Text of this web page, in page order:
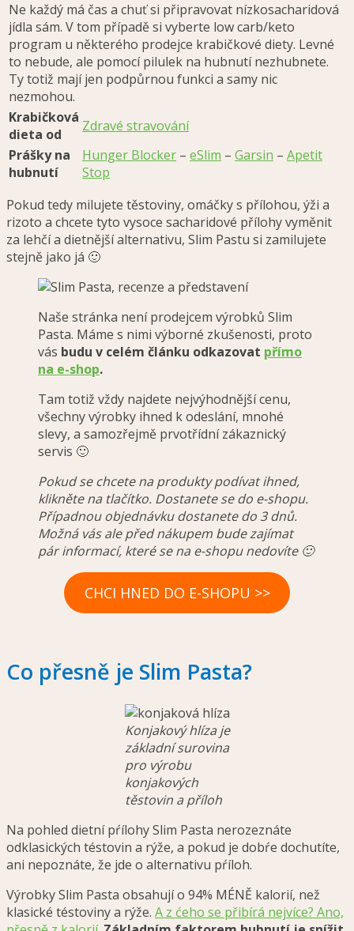
Ne každý má čas a chuť si připravovat nízkosacharidová
jídla sám. V tom případě si vyberte low carb/keto
program u některého prodejce krabičkové diety. Levné
to nebude, ale pomocí pilulek na hubnutí nezhubnete.
Ty totiž mají jen podpůrnou funkci a samy nic
nezmohou.
Krabičková
dieta od
Zdravé stravování
Prášky na
hubnutí
Hunger Blocker – eSlim – Garsin – Apetit
Stop
Pokud tedy milujete těstoviny, omáčky s přílohou, ýži a
rizoto a chcete tyto vysoce sacharidové přílohy vyměnit
za lehčí a dietnější alternativu, Slim Pastu si zamilujete
stejně jako já 🙂
Naše stránka není prodejcem výrobků Slim
Pasta. Máme s nimi výborné zkušenosti, proto
vás budu v celém článku odkazovat přímo
na e-shop.
Tam totiž vždy najdete nejvýhodnější cenu,
všechny výrobky ihned k odeslání, mnohé
slevy, a samozřejmě prvotřídní zákaznický
servis 🙂
Pokud se chcete na produkty podívat ihned,
klikněte na tlačítko. Dostanete se do e-shopu.
Případnou objednávku dostanete do 3 dnů.
Možná vás ale před nákupem bude zajímat
pár informací, které se na e-shopu nedovíte 🙂
CHCI HNED DO E-SHOPU >>
Co přesně je Slim Pasta?
Konjakový hlíza je
základní surovina
pro výrobu
konjakových
těstovin a příloh
Na pohled dietní pŕílohy Slim Pasta nerozeznáte
odklasických téstovin a rýže, a pokud je dobŕe dochutíte,
ani nepoznáte, že jde o alternativu pŕíloh.
Výrobky Slim Pasta obsahují o 94% MÉNĚ kalorií, než
klasické téstoviny a rýže. A z ćeho se přibírá nejvíce? Ano,